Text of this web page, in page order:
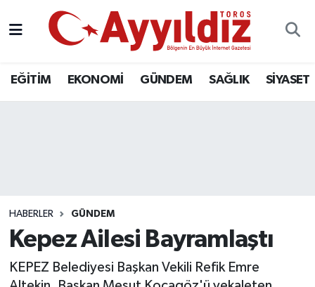
EĞİTİM EKONOMİ GÜNDEM SAĞLIK SİYASET
HABERLER GÜNDEM
Kepez Ailesi Bayramlaştı
KEPEZ Belediyesi Başkan Vekili Refik Emre